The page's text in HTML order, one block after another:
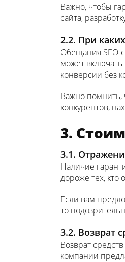
Важно, чтобы
сайта,
2.2. При
Обещания SEO-
может включать
конверсии без
Важно помнить,
конкурентов,
3.
3.1.
Наличие
дороже тех, кто
Если вам
то
3.2. Возврат
Возврат
компании